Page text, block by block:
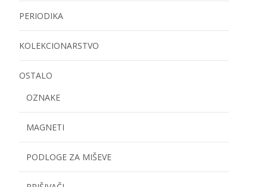
PERIODIKA
KOLEKCIONARSTVO
OSTALO
OZNAKE
MAGNETI
PODLOGE ZA MIŠEVE